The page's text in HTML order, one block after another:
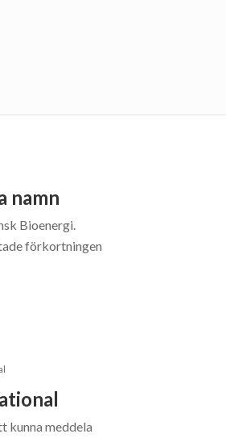
namn
Bioenergi.
förkortningen
kunna meddela